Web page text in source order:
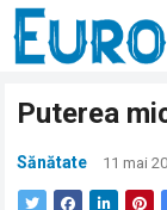
Puterea
Sănătate 11 mai